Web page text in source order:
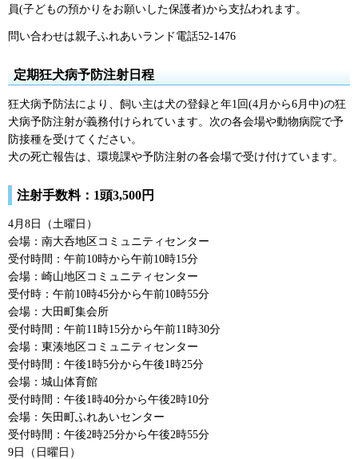
員(子どもの預かりをお願いした保護者)から支払われます。
問い合わせは親子ふれあいランド電話52-1476
定期狂犬病予防注射日程
狂犬病予防法により、飼い主は犬の登録と年1回(4月から6月中)の狂
犬病予防注射が義務付けられています。次の各会場や動物病院で予
防接種を受けてください。
犬の死亡報告は、環境課や予防注射の各会場で受け付けています。
注射手数料：1頭3,500円
4月8日（土曜日）
会場：南大呑地区コミュニティセンター
受付時間：午前10時から午前10時15分
会場：崎山地区コミュニティセンター
受付時：午前10時45分から午前10時55分
会場：大田町集会所
受付時間：午前11時15分から午前11時30分
会場：東湊地区コミュニティセンター
受付時間：午後1時5分から午後1時25分
会場：城山体育館
受付時間：午後1時40分から午後2時10分
会場：矢田町ふれあいセンター
受付時間：午後2時25分から午後2時55分
9日（日曜日）